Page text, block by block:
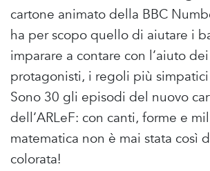
cartone animato della BBC
ha per scopo quello di aiutare i
imparare a contare con l’aiuto
protagonisti, i regoli più
Sono 30 gli episodi del nuovo
dell’ARLeF: con canti, forme e
matematica non è mai stata così
colorata!